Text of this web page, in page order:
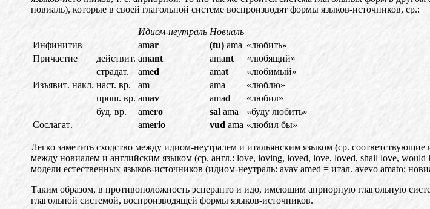
новиаль), которые в своей глагольной системе воспроизводят формы языков-источников, ср.:
Идиом-неутраль Новиаль
Инфинитив
amar (tu) ama «любить»
Причастие
действит. amant amant
«любящий»
страдат.
amed amat
«любимый»
Изъявит. накл. наст. вр. am ama
«люблю»
прош. вр. amav amad
«любил»
буд. вр.
amero sal ama «буду любить»
Сослагат. amerio vud ama «любил бы»
Легко заметить сходство между идиом-неутралем и итальянским языком (ср. соответствующие
между новиалем и английским языком (ср. англ.: love, loving, loved, love, loved, shall love, would
модели естественных языков-источников (идиом-неутраль: avav amed = итал. avevo amato;
Таким образом, в противоположность эсперанто и идо, имеющим априорную глагольную
глагольной системой, воспроизводящей формы языков-источников.